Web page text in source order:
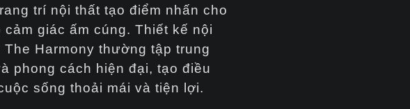
trí nội thất tạo điểm nhấn cho
cảm giác ấm cúng. Thiết kế nội
Harmony thường tập trung
phong cách hiện đại, tạo điều
sống thoải mái và tiện lợi.